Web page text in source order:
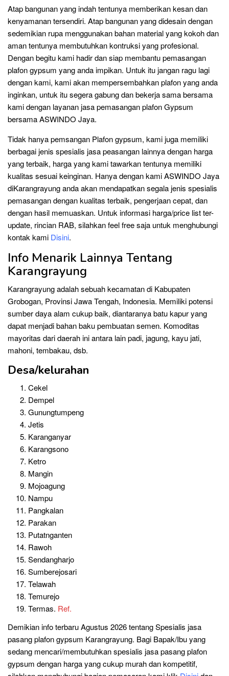
Atap bangunan yang indah tentunya memberikan kesan dan
kenyamanan tersendiri. Atap bangunan yang didesain dengan
sedemikian rupa menggunakan bahan material yang kokoh dan
aman tentunya membutuhkan kontruksi yang profesional.
Dengan begitu kami hadir dan siap membantu pemasangan
plafon gypsum yang anda impikan. Untuk itu jangan ragu lagi
dengan kami, kami akan mempersembahkan plafon yang anda
inginkan, untuk itu segera gabung dan bekerja sama bersama
kami dengan layanan jasa pemasangan plafon Gypsum
bersama ASWINDO Jaya.
Tidak hanya pemsangan Plafon gypsum, kami juga memiliki
berbagai jenis spesialis jasa peasangan lainnya dengan harga
yang terbaik, harga yang kami tawarkan tentunya memiliki
kualitas sesuai keinginan. Hanya dengan kami ASWINDO Jaya
diKarangrayung anda akan mendapatkan segala jenis spesialis
pemasangan dengan kualitas terbaik, pengerjaan cepat, dan
dengan hasil memuaskan. Untuk informasi harga/price list ter-
update, rincian RAB, silahkan feel free saja untuk menghubungi
kontak kami Disini.
Info Menarik Lainnya Tentang
Karangrayung
Karangrayung adalah sebuah kecamatan di Kabupaten
Grobogan, Provinsi Jawa Tengah, Indonesia. Memiliki potensi
sumber daya alam cukup baik, diantaranya batu kapur yang
dapat menjadi bahan baku pembuatan semen. Komoditas
mayoritas dari daerah ini antara lain padi, jagung, kayu jati,
mahoni, tembakau, dsb.
Desa/kelurahan
Cekel
Dempel
Gunungtumpeng
Jetis
Karanganyar
Karangsono
Ketro
Mangin
Mojoagung
Nampu
Pangkalan
Parakan
Putatnganten
Rawoh
Sendangharjo
Sumberejosari
Telawah
Temurejo
Termas. Ref.
Demikian info terbaru Agustus 2026 tentang Spesialis jasa
pasang plafon gypsum Karangrayung. Bagi Bapak/Ibu yang
sedang mencari/membutuhkan spesialis jasa pasang plafon
gypsum dengan harga yang cukup murah dan kompetitif,